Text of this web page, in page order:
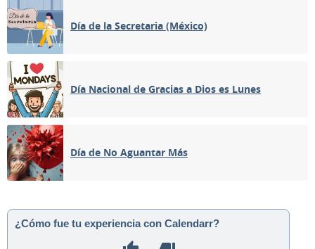
Día de la Secretaria (México)
Día Nacional de Gracias a Dios es Lunes
Día de No Aguantar Más
¿Cómo fue tu experiencia con Calendarr?